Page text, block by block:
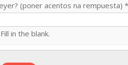
(poner acentos na rempuesta) *
Fill in the blank.